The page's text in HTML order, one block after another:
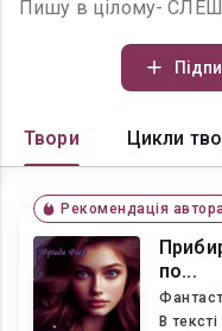
Твори Цикли
Рекомендація
по...
В текcті